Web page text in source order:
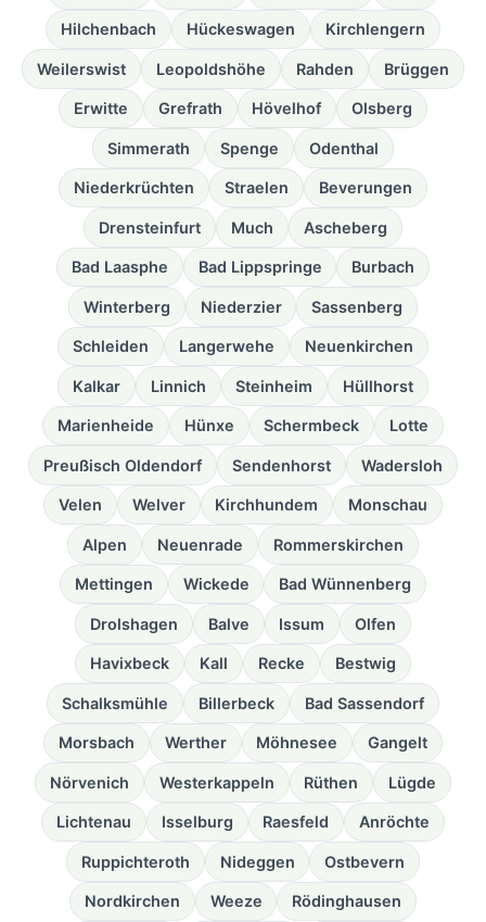
Hilchenbach Hückeswagen Kirchlengern
Weilerswist Leopoldshöhe Rahden Brüggen
Erwitte Grefrath Hövelhof Olsberg
Simmerath Spenge Odenthal
Niederkrüchten Straelen Beverungen
Drensteinfurt Much Ascheberg
Bad Laasphe Bad Lippspringe Burbach
Winterberg Niederzier Sassenberg
Schleiden Langerwehe Neuenkirchen
Kalkar Linnich Steinheim Hüllhorst
Marienheide Hünxe Schermbeck Lotte
Preußisch Oldendorf Sendenhorst Wadersloh
Velen Welver Kirchhundem Monschau
Alpen Neuenrade Rommerskirchen
Mettingen Wickede Bad Wünnenberg
Drolshagen Balve Issum Olfen
Havixbeck Kall Recke Bestwig
Schalksmühle Billerbeck Bad Sassendorf
Morsbach Werther Möhnesee Gangelt
Nörvenich Westerkappeln Rüthen Lügde
Lichtenau Isselburg Raesfeld Anröchte
Ruppichteroth Nideggen Ostbevern
Nordkirchen Weeze Rödinghausen